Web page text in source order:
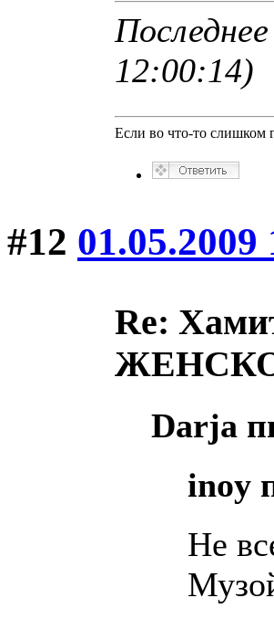
12:00:14)
Если во что-то слишком
#12 01.05.2009
Re:
Darja
inoy
Не